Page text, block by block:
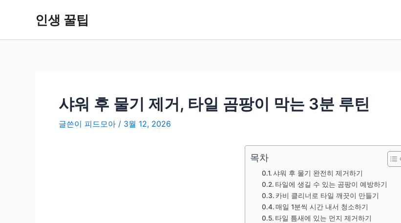
인생 꿀팁
샤워 후 물기 제거, 타일 곰팡이 막는 3분 루틴
글쓴이 피드모아 / 3월 12, 2026
목차
샤워 후 물기 완전히 제거하기
타일에 생길 수 있는 곰팡이 예방하기
카비 클리너로 타일 깨끗이 만들기
매일 1분씩 시간 내서 청소하기
타일 틈새에 있는 먼지 제거하기